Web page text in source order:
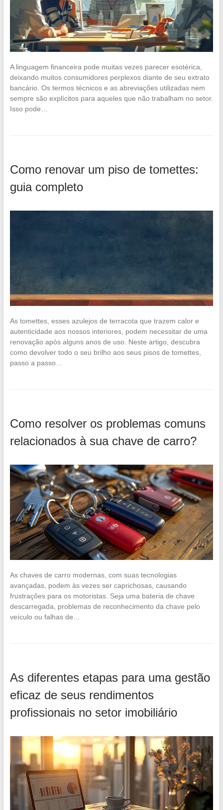
A linguagem financeira pode muitas vezes parecer esotérica,
deixando muitos consumidores perplexos diante de seu extrato
bancário. Os termos técnicos e as abreviações utilizadas nem
sempre são explícitos para aqueles que não trabalham no setor.
Isso pode…
Como renovar um piso de tomettes:
guia completo
As tomettes, esses azulejos de terracota que trazem calor e
autenticidade aos nossos interiores, podem necessitar de uma
renovação após alguns anos de uso. Neste artigo, descubra
como devolver todo o seu brilho aos seus pisos de tomettes,
passo a passo…
Como resolver os problemas comuns
relacionados à sua chave de carro?
As chaves de carro modernas, com suas tecnologias
avançadas, podem às vezes ser caprichosas, causando
frustrações para os motoristas. Seja uma bateria de chave
descarregada, problemas de reconhecimento da chave pelo
veículo ou falhas de…
As diferentes etapas para uma gestão
eficaz de seus rendimentos
profissionais no setor imobiliário